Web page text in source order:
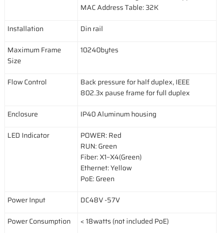
MAC Address Table: 32K
Installation
Din rail
Maximum Frame
Size
10240bytes
Flow Control
Back pressure for half duplex, IEEE
802.3x pause frame for full duplex
Enclosure
IP40 Aluminum housing
LED Indicator
POWER: Red
RUN: Green
Fiber: X1~X4(Green)
Ethernet: Yellow
PoE: Green
Power Input
DC48V -57V
Power Consumption
< 18watts (not included PoE)